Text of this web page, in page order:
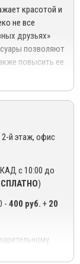
не требуют
поэтому
красотой и
не все
друзьях»
позволяют
повысить ее
на
высоким
что
й этаж, офис
с 10:00 до
)
- 400 руб. + 20